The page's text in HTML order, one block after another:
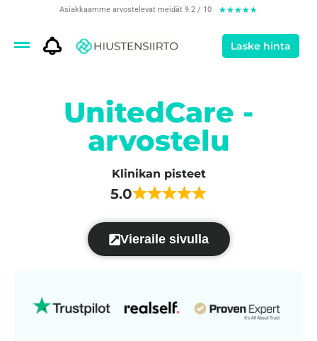
Asiakkaamme arvostelevat meidät 9.2 / 10 ★★★★★
Laske hinta
UnitedCare -
arvostelu
Klinikan pisteet
5.0
Vieraile sivulla